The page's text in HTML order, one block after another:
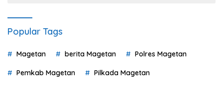
Popular Tags
Magetan berita Magetan Polres Magetan
Pemkab Magetan Pilkada Magetan